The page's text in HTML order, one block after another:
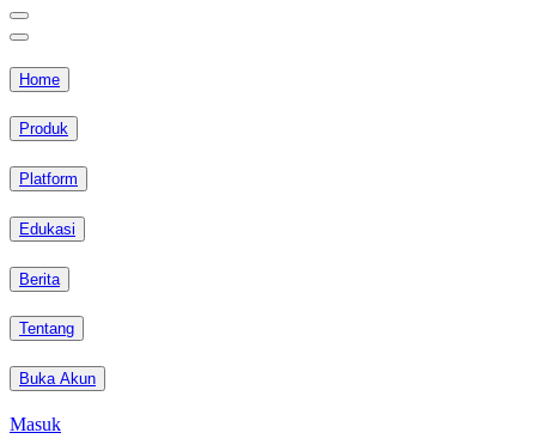
Home
Produk
Platform
Edukasi
Berita
Tentang
Buka Akun
Masuk